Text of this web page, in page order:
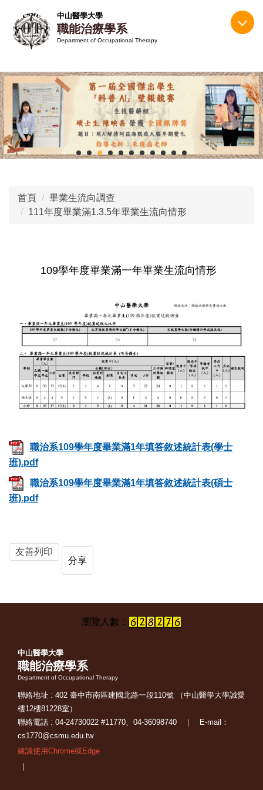
到
主
中山醫學大學
職能治療學系
Department of Occupational Therapy
首頁
畢業生流向調查
111年度畢業滿1.3.5年畢業生流向情形
109學年度畢業滿一年畢業生流向情形
職治系109學年度畢業滿1年填答敘述統計表(學士
班).pdf
職治系109學年度畢業滿1年填答敘述統計表(碩士
班).pdf
友善列印
分享
中山醫學大學
職能治療學系
Department of Occupational Therapy
聯絡地址 : 402 臺中市南區建國北路一段110號 （中山醫學大學誠愛
樓12樓81228室）
聯絡電話 : 04-24730022 #11770、04-36098740 ｜ E-mail：
cs1770@csmu.edu.tw
建議使用Chrome或Edge
｜